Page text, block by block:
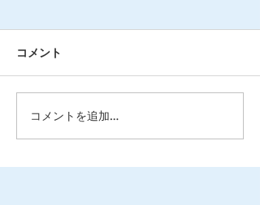
北海道で派遣会社を選ぶ
ポイントとは？失敗しな
コメント
コメントを追加…